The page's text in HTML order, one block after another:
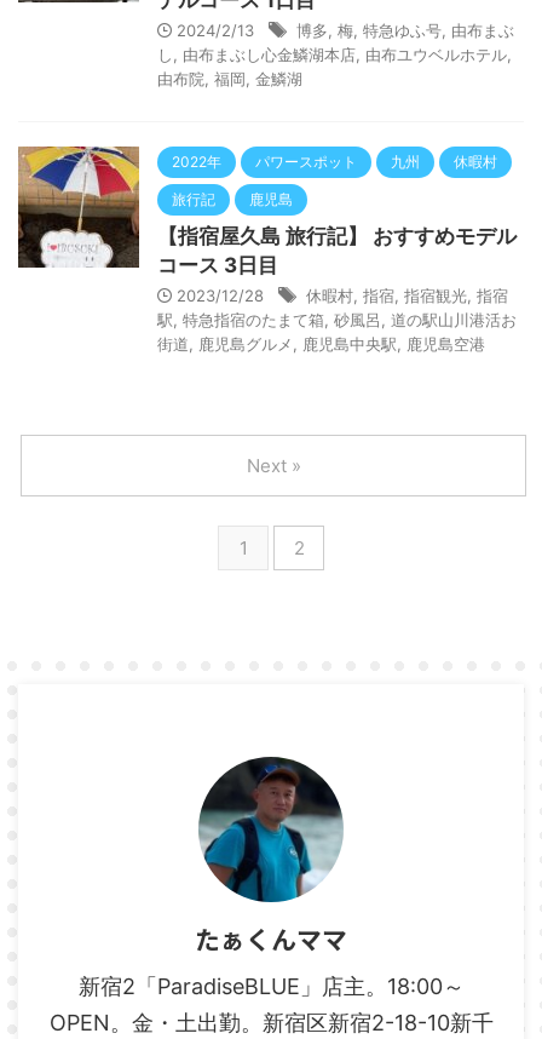
2024/2/13 博多 梅 特急ゆふ号 由布まぶ
し
由布まぶし心金鱗湖本店 由布ユウベルホテル
由布院 福岡 金鱗湖
2022年 パワースポット 九州 休暇村
旅行記 鹿児島
【指宿屋久島 旅行記】 おすすめモデル
コース 3日目
2023/12/28 休暇村 指宿 指宿観光 指宿
駅 特急指宿のたまて箱 砂風呂
道の駅山川港活お
街道
鹿児島グルメ 鹿児島中央駅 鹿児島空港
1 2
Next »
たぁくんママ
新宿2「ParadiseBLUE」店主。18:00～
OPEN。金・土出勤。新宿区新宿2-18-10新千